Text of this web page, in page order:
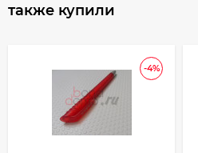
также купили
-4%